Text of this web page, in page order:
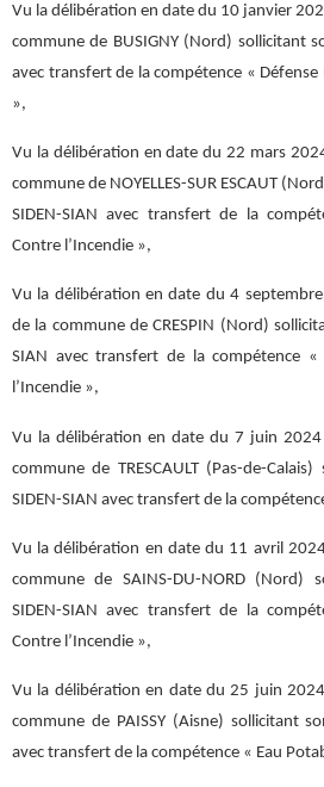
Vu la délibération en date du 10 janvier
commune de BUSIGNY (Nord) sollicitant
avec transfert de la compétence « Défense
»,
Vu la délibération en date du 22 mars
commune de NOYELLES-SUR ESCAUT
SIDEN-SIAN avec transfert de la
Contre l’Incendie »,
Vu la délibération en date du 4
de la commune de CRESPIN (Nord)
SIAN avec transfert de la compétence «
l’Incendie »,
Vu la délibération en date du 7 juin
commune de TRESCAULT (Pas-de-
SIDEN-SIAN avec transfert de la
Vu la délibération en date du 11 avril
commune de SAINS-DU-NORD (Nord)
SIDEN-SIAN avec transfert de la
Contre l’Incendie »,
Vu la délibération en date du 25 juin
commune de PAISSY (Aisne) sollicitant
avec transfert de la compétence « Eau